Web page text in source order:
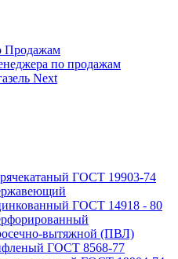
Продажам
по продажам
Next
ГОСТ 19903-74
ГОСТ 14918 - 80
вытяжной (ПВЛ)
ГОСТ 8568-77